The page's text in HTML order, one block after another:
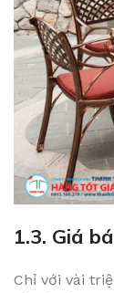
1.3. Giá
Chỉ với vài